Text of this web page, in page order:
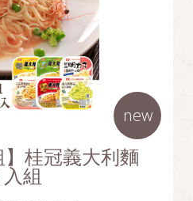
】桂冠義大利麵
組
new